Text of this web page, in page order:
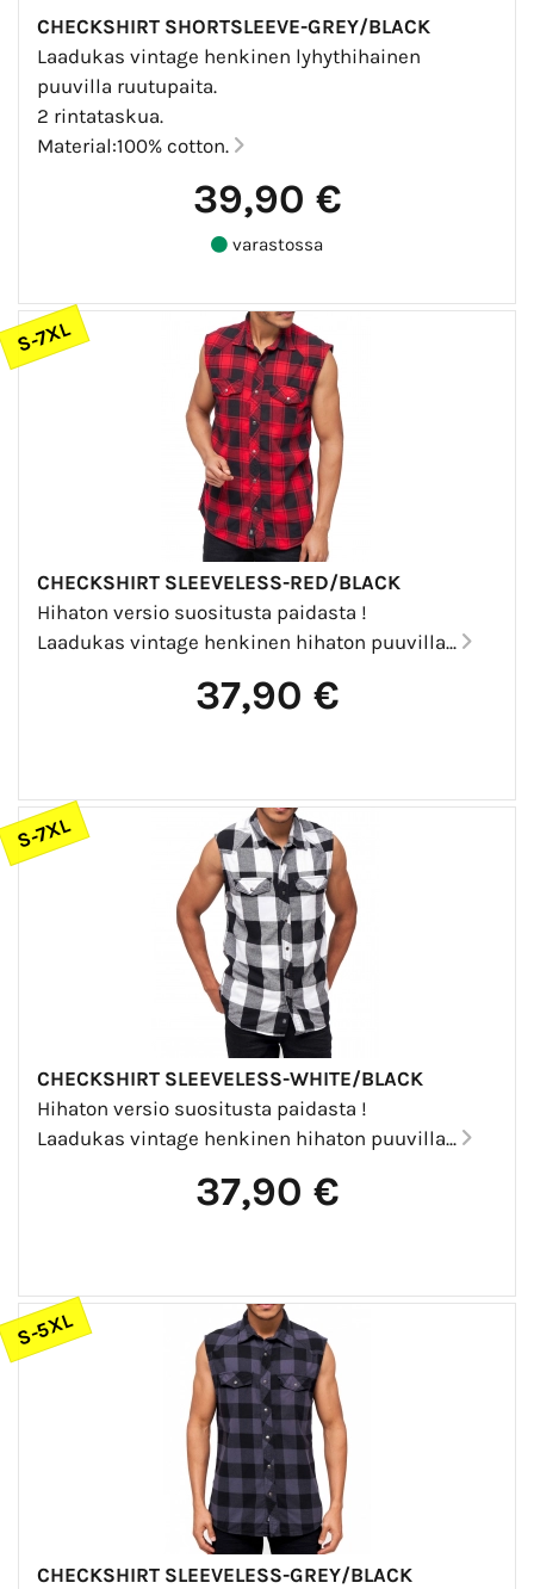
CHECKSHIRT SHORTSLEEVE-GREY/BLACK
Laadukas vintage henkinen lyhythihainen
puuvilla ruutupaita.
2 rintataskua.
Material:100% cotton.
39,90 €
varastossa
S-7XL
CHECKSHIRT SLEEVELESS-RED/BLACK
Hihaton versio suositusta paidasta !
Laadukas vintage henkinen hihaton puuvilla...
37,90 €
S-7XL
CHECKSHIRT SLEEVELESS-WHITE/BLACK
Hihaton versio suositusta paidasta !
Laadukas vintage henkinen hihaton puuvilla...
37,90 €
S-5XL
CHECKSHIRT SLEEVELESS-GREY/BLACK